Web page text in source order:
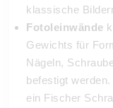
klassische
Fotoleinwände
Gewichts für
Nägeln,
befestigt
ein Fischer